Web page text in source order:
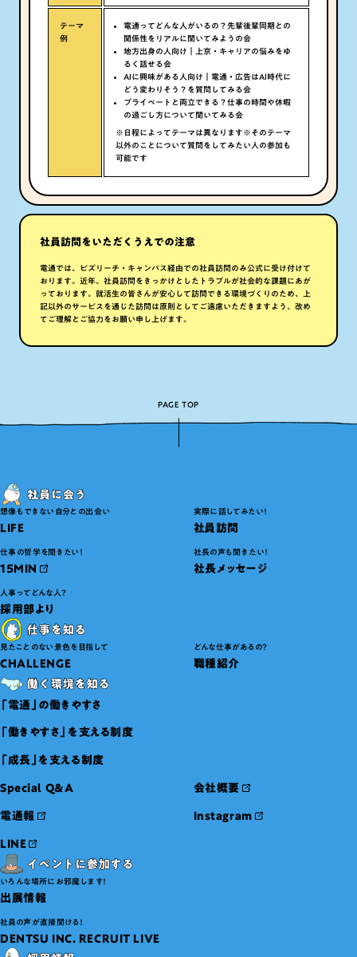
テーマ
例
電通ってどんな人がいるの？先輩後輩同期との
関係性をリアルに聞いてみようの会
地方出身の人向け｜上京・キャリアの悩みをゆ
るく話せる会
AIに興味がある人向け｜電通・広告はAI時代に
どう変わりそう？を質問してみる会
プライベートと両立できる？仕事の時間や休暇
の過ごし方について聞いてみる会
※日程によってテーマは異なります ※そのテーマ
以外のことについて質問をしてみたい人の参加も
可能です
社員訪問をいただくうえでの注意
電通では、ビズリーチ・キャンパス経由での社員訪問のみ公式に受け付けて
おります。近年、社員訪問をきっかけとしたトラブルが社会的な課題にあが
っております。就活生の皆さんが安心して訪問できる環境づくりのため、上
記以外のサービスを通じた訪問は原則としてご遠慮いただきますよう、改め
てご理解とご協力をお願い申し上げます。
PAGE TOP
想像もできない自分との出会い
LIFE
実際に話してみたい！
社員訪問
仕事の哲学を聞きたい！
15MIN
社長の声も聞きたい！
社長メッセージ
人事ってどんな人？
採用部より
見たことのない景色を目指して
CHALLENGE
どんな仕事があるの？
職種紹介
「電通」の働きやすさ
「働きやすさ」を支える制度
「成長」を支える制度
Special Q&A 会社概要
電通報 Instagram
LINE
いろんな場所にお邪魔します！
出展情報
社員の声が直接聞ける！
DENTSU INC. RECRUIT LIVE